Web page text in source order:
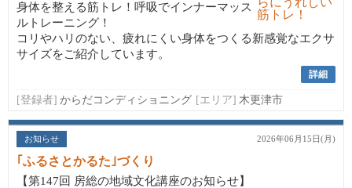
身体を整える筋トレ！呼吸でインナーマッス
ルトレーニング！
コリやハリのない、疲れにくい身体をつくる新感覚なエクサ
サイズをご紹介しています。
詳細
[登録者] からだコンディショニング [エリア] 木更津市
お知らせ 2026年06月15日(月)
｢ふるさとかるた｣づくり
【第147回 房総の地域文化講座のお知らせ】